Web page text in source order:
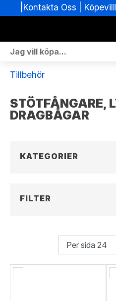
Tillbehör
STÖTFÅNGARE,
DRAGBÅGAR
KATEGORIER
FILTER